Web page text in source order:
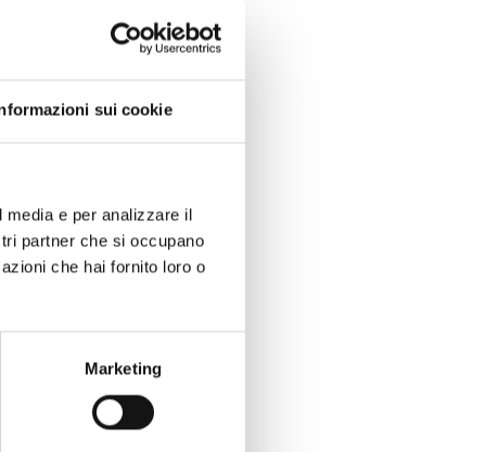
sui cookie
e per analizzare il
partner che si occupano
che hai fornito loro o
Marketing